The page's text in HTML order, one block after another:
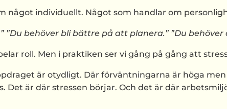
något individuellt. Något som handlar om
”Du behöver bli bättre på att planera.” ”Du
roll. Men i praktiken ser vi gång på gång att
är otydligt. Där förväntningarna är höga
Det är där stressen börjar. Och det är där